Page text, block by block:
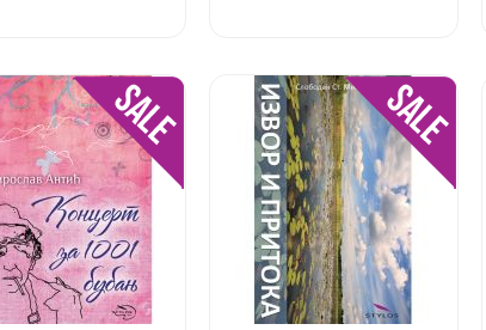
DODAJ
NA
DODAJ
NA